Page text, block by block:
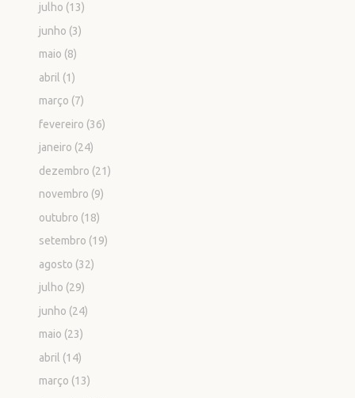
julho (13)
junho (3)
maio (8)
abril (1)
março (7)
fevereiro (36)
janeiro (24)
dezembro (21)
novembro (9)
outubro (18)
setembro (19)
agosto (32)
julho (29)
junho (24)
maio (23)
abril (14)
março (13)